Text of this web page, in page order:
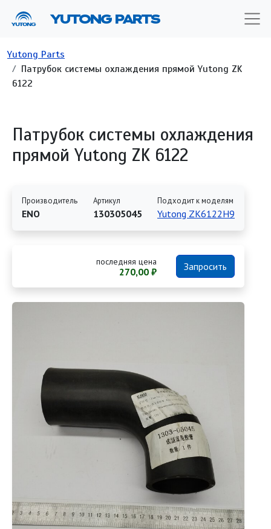
YUTONG PARTS
Строка навигации
Yutong Parts
Патрубок системы охлаждения прямой Yutong ZK
6122
Патрубок системы охлаждения
прямой Yutong ZK 6122
Производитель
ENO
Артикул
130305045
Подходит к моделям
Yutong ZK6122H9
последняя цена
270,00 ₽ Запросить